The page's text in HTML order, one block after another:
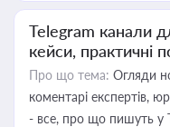
Telegram канали
кейси, практичні
Про що тема: Огляди
коментарі експертів,
- все, про що пишуть у